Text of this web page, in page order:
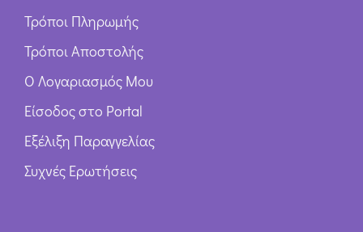
Τρόποι Πληρωμής
Τρόποι Αποστολής
Ο Λογαριασμός Μου
Είσοδος στο Portal
Εξέλιξη Παραγγελίας
Συχνές Ερωτήσεις